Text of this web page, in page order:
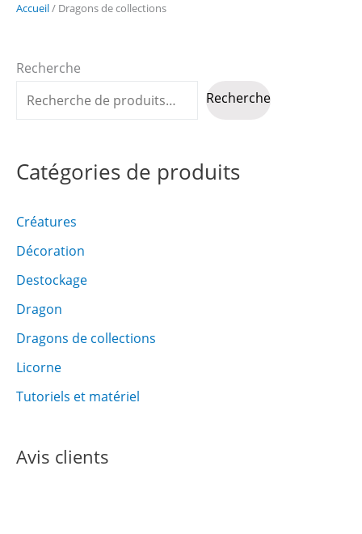
Accueil/ Dragons de collections
Recherche
Recherche
Catégories de produits
Créatures
Décoration
Destockage
Dragon
Dragons de collections
Licorne
Tutoriels et matériel
Avis clients